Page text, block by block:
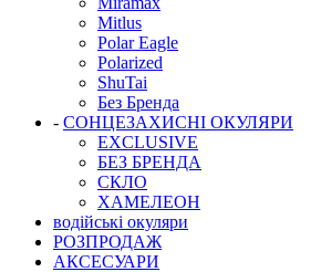
Mitlus
Polar Eagle
Polarized
ShuTai
Без Бренда
- СОНЦЕЗАХИСНІ ОКУЛЯРИ
EXCLUSIVE
БЕЗ БРЕНДА
СКЛО
ХАМЕЛЕОН
водійські окуляри
РОЗПРОДАЖ
АКСЕСУАРИ